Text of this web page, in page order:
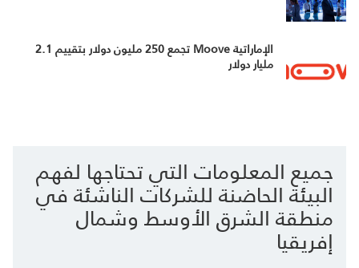
الإماراتية Moove تجمع 250 مليون دولار بتقييم 2.1
مليار دولار
جميع المعلومات التي تحتاجها لفهم
البيئة الحاضنة للشركات الناشئة في
منطقة الشرق الأوسط وشمال
إفريقيا